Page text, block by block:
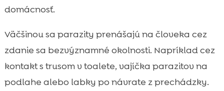
domácnosť.
Väčšinou sa parazity prenášajú na človeka cez
zdanie sa bezvýznamné okolnosti. Napríklad cez
kontakt s trusom v toalete, vajíčka parazitov na
podlahe alebo labky po návrate z prechádzky.